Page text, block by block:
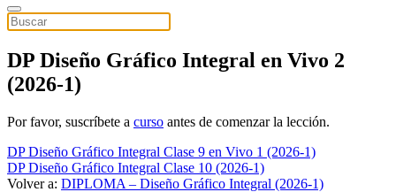
DP Diseño Gráfico Integral en Vivo 2
(2026-1)
Por favor, suscríbete a curso antes de comenzar la lección.
DP Diseño Gráfico Integral Clase 9 en Vivo 1 (2026-1)
DP Diseño Gráfico Integral Clase 10 (2026-1)
Volver a: DIPLOMA – Diseño Gráfico Integral (2026-1)